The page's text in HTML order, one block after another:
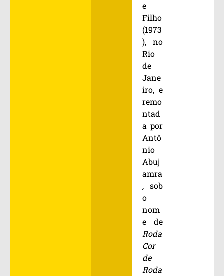
e
Filho
(1973
), no
Rio
de
Jane
iro, e
remo
ntad
a por
Antô
nio
Abuj
amra
,sob
o
nom
e de
Roda
Cor
de
Roda